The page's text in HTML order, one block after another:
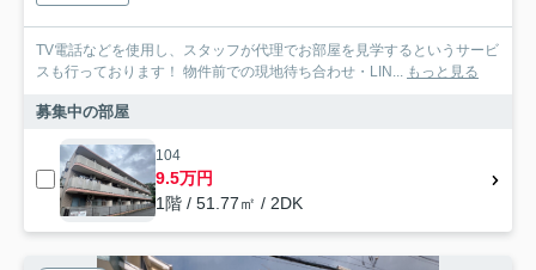
TV電話などを使用し、スタッフが代理でお部屋を見学するというサービ
スも行っております！ 物件前での現地待ち合わせ・LIN...
もっと見る
募集中の部屋
104
9.5万円
1階 / 51.77㎡ / 2DK